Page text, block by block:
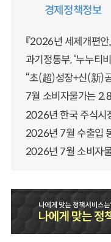
경제정책정보
『2026년 세제개편안
과기정통부, ‘누누티
“초(超)성장+신(新)
7월 소비자물가는
2026년 한국 주식시
2026년 7월 수출입
2026년 7월 소비자